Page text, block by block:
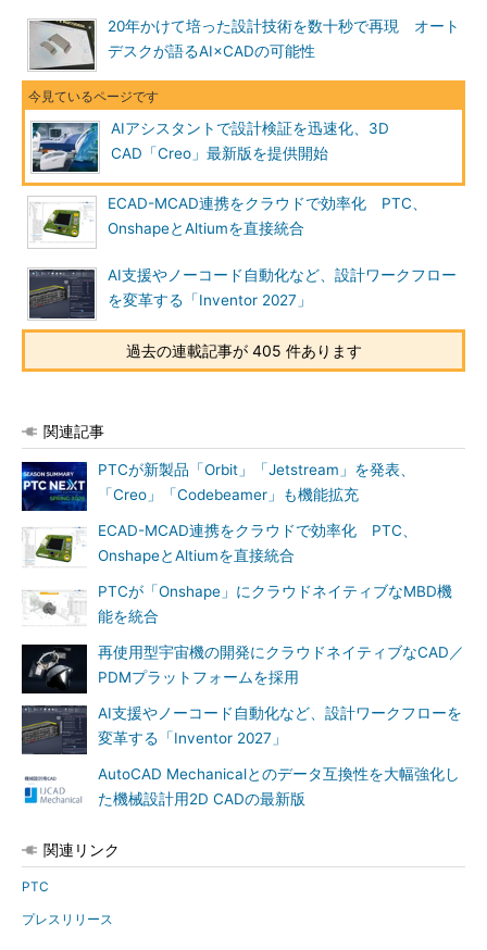
20年かけて培った設計技術を数十秒で再現 オート
デスクが語るAI×CADの可能性
AIアシスタントで設計検証を迅速化、3D
CAD「Creo」最新版を提供開始
ECAD-MCAD連携をクラウドで効率化 PTC、
OnshapeとAltiumを直接統合
AI支援やノーコード自動化など、設計ワークフロー
を変革する「Inventor 2027」
過去の連載記事が 405 件あります
関連記事
PTCが新製品「Orbit」「Jetstream」を発表、
「Creo」「Codebeamer」も機能拡充
ECAD-MCAD連携をクラウドで効率化 PTC、
OnshapeとAltiumを直接統合
PTCが「Onshape」にクラウドネイティブなMBD機
能を統合
再使用型宇宙機の開発にクラウドネイティブなCAD／
PDMプラットフォームを採用
AI支援やノーコード自動化など、設計ワークフローを
変革する「Inventor 2027」
AutoCAD Mechanicalとのデータ互換性を大幅強化し
た機械設計用2D CADの最新版
関連リンク
PTC
プレスリリース